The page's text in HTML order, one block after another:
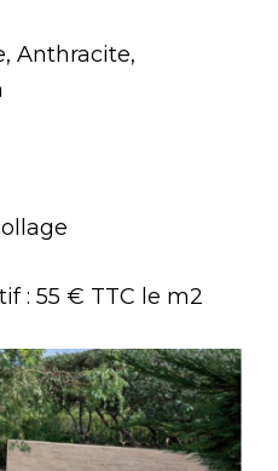
Anthracite,
: 55 € TTC le m2